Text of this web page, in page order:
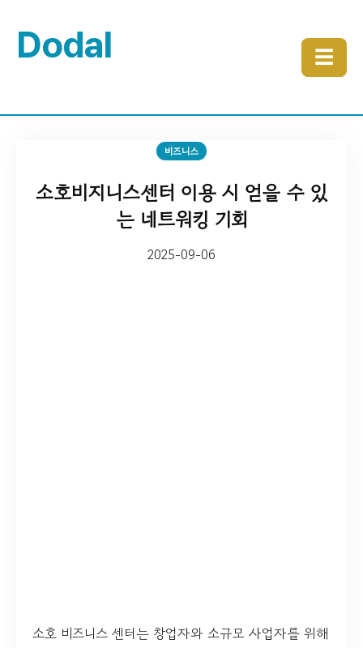
Dodal ☰
비즈니스
소호비지니스센터 이용 시 얻을 수 있
는 네트워킹 기회
2025-09-06
소호 비즈니스 센터는 창업자와 소규모 사업자를 위해